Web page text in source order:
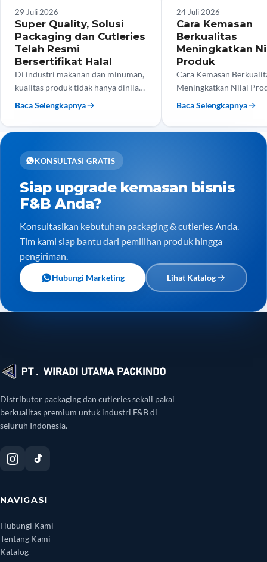
Tips Bisnis
29 Juli 2026
Super Quality, Solusi
Packaging dan Cutleries
Telah Resmi
Bersertifikat Halal
Di industri makanan dan minuman,
kualitas produk tidak hanya dinilai
dari rasa, tetapi juga dari keamanan
digunakan. Kini, Super…
Baca Selengkapnya
Tips Bisnis
24 Juli 2026
Cara Kemasan
Berkualitas
Meningkatkan
Produk
Cara Kemasan
Meningkatkan Nilai
tengah persaingan
kualitas produk saja
Baca Selengkapnya
KONSULTASI GRATIS
Siap upgrade kemasan bisnis
F&B Anda?
Konsultasikan kebutuhan packaging & cutleries Anda.
Tim kami siap bantu dari pemilihan produk hingga
pengiriman.
Hubungi Marketing Lihat Katalog
Distributor packaging dan cutleries sekali pakai
berkualitas premium untuk industri F&B di
seluruh Indonesia.
NAVIGASI
Hubungi Kami
Tentang Kami
Katalog